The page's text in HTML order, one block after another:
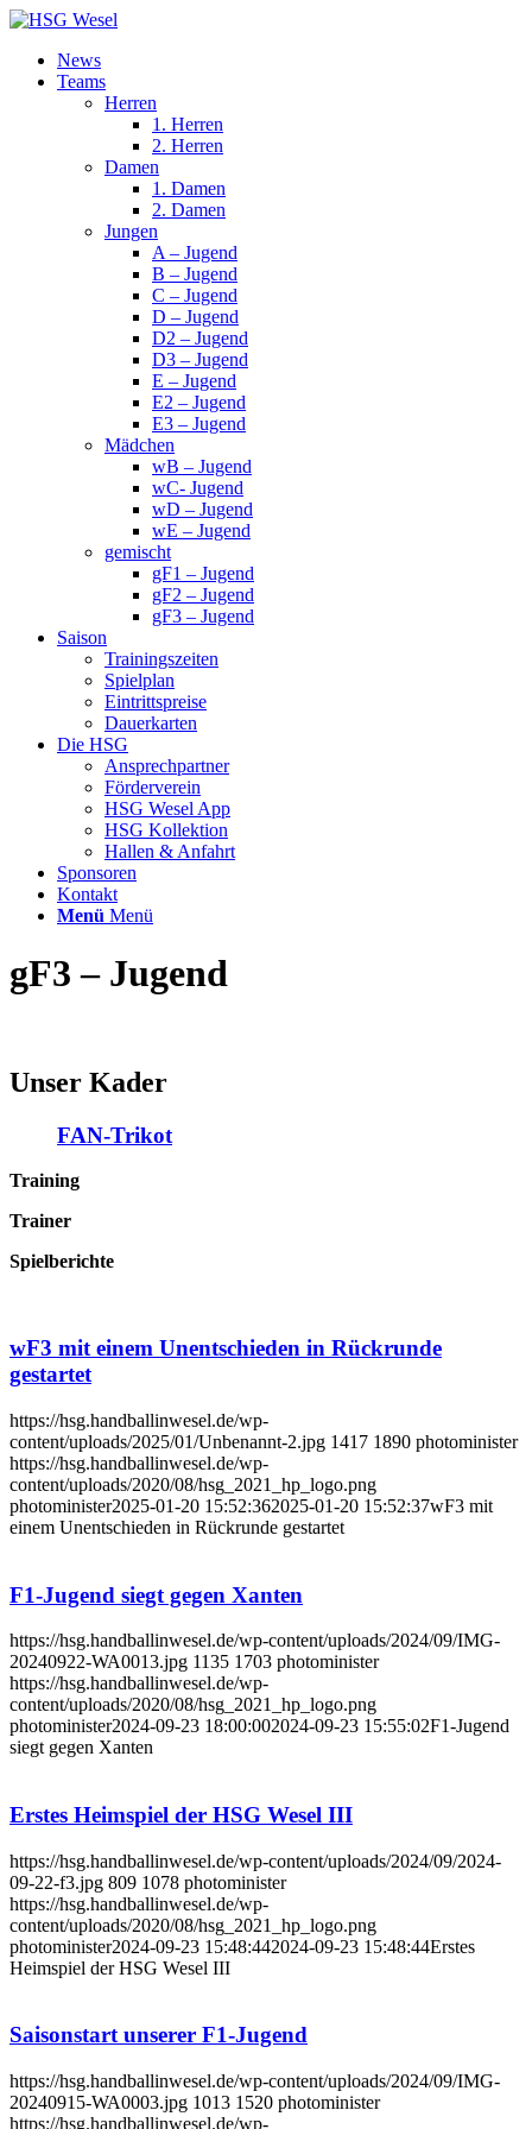
News
Teams
Herren
1. Herren
2. Herren
Damen
1. Damen
2. Damen
Jungen
A – Jugend
B – Jugend
C – Jugend
D – Jugend
D2 – Jugend
D3 – Jugend
E – Jugend
E2 – Jugend
E3 – Jugend
Mädchen
wB – Jugend
wC- Jugend
wD – Jugend
wE – Jugend
gemischt
gF1 – Jugend
gF2 – Jugend
gF3 – Jugend
Saison
Trainingszeiten
Spielplan
Eintrittspreise
Dauerkarten
Die HSG
Ansprechpartner
Förderverein
HSG Wesel App
HSG Kollektion
Hallen & Anfahrt
Sponsoren
Kontakt
Menü Menü
gF3 – Jugend
Unser Kader
FAN-Trikot
Training
Trainer
Spielberichte
wF3 mit einem Unentschieden in Rückrunde
gestartet
https://hsg.handballinwesel.de/wp-
content/uploads/2025/01/Unbenannt-2.jpg 1417 1890 photominister
https://hsg.handballinwesel.de/wp-
content/uploads/2020/08/hsg_2021_hp_logo.png
photominister2025-01-20 15:52:362025-01-20 15:52:37wF3 mit
einem Unentschieden in Rückrunde gestartet
F1-Jugend siegt gegen Xanten
https://hsg.handballinwesel.de/wp-content/uploads/2024/09/IMG-
20240922-WA0013.jpg 1135 1703 photominister
https://hsg.handballinwesel.de/wp-
content/uploads/2020/08/hsg_2021_hp_logo.png
photominister2024-09-23 18:00:002024-09-23 15:55:02F1-Jugend
siegt gegen Xanten
Erstes Heimspiel der HSG Wesel III
https://hsg.handballinwesel.de/wp-content/uploads/2024/09/2024-
09-22-f3.jpg 809 1078 photominister
https://hsg.handballinwesel.de/wp-
content/uploads/2020/08/hsg_2021_hp_logo.png
photominister2024-09-23 15:48:442024-09-23 15:48:44Erstes
Heimspiel der HSG Wesel III
Saisonstart unserer F1-Jugend
https://hsg.handballinwesel.de/wp-content/uploads/2024/09/IMG-
20240915-WA0003.jpg 1013 1520 photominister
https://hsg.handballinwesel.de/wp-